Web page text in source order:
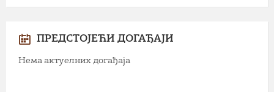
ПРЕДСТОЈЕЋИ ДОГАЂАЈИ
Нема актуелних догађаја